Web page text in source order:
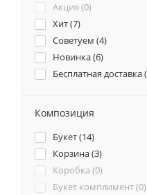
Акция (0)
Хит (7)
Советуем (4)
Новинка (6)
Бесплатная доставка (
Композиция
Букет (14)
Корзина (3)
Коробка (0)
Букет комплимент (0)